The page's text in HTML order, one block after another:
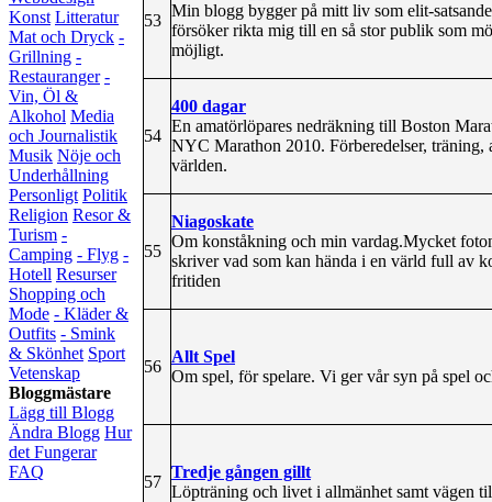
Konst Litteratur
Mat och Dryck -
Grillning -
Restauranger -
Vin, Öl &
Alkohol Media
och Journalistik
Musik Nöje och
Underhållning
Personligt Politik
Religion Resor &
Turism -
Camping - Flyg -
Hotell Resurser
Shopping och
Mode - Kläder &
Outfits - Smink
& Skönhet Sport
Vetenskap
Bloggmästare
Lägg till Blogg
Ändra Blogg Hur
det Fungerar
FAQ
53
Min blogg bygger på mitt liv som elit-
försöker rikta mig till en så stor publik som
möjligt.
54
400 dagar
En amatörlöpares nedräkning till Boston
NYC Marathon 2010. Förberedelser, träning,
världen.
55
Niagoskate
Om konståkning och min vardag.Mycket
skriver vad som kan hända i en värld full av
fritiden
56
Allt Spel
Om spel, för spelare. Vi ger vår syn på spel
57
Tredje gången gillt
Löpträning och livet i allmänhet samt vägen